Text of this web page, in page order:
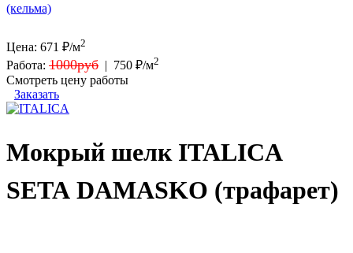
(кельма)
Цена: 671 ₽/м2
Работа: 1000руб | 750 ₽/м2
Смотреть цену работы
Заказать
Мокрый шелк ITALICA
SETA DAMASKO (трафарет)